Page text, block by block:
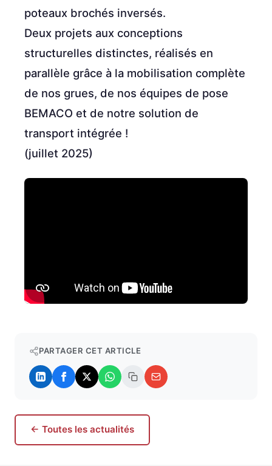
poteaux brochés inversés.
Deux projets aux conceptions
structurelles distinctes, réalisés en
parallèle grâce à la mobilisation complète
de nos grues, de nos équipes de pose
BEMACO et de notre solution de
transport intégrée !
(juillet 2025)
PARTAGER CET ARTICLE
← Toutes les actualités